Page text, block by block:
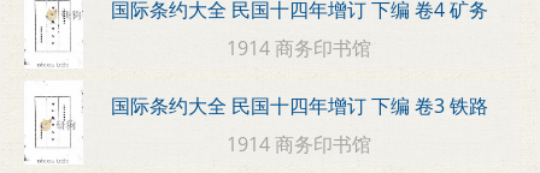
国际条约大全 民国十四年增订 下编 卷4 矿务
1914 商务印书馆
国际条约大全 民国十四年增订 下编 卷3 铁路
1914 商务印书馆